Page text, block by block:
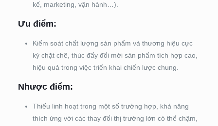
kế, marketing, vận hành…).
Ưu điểm:
Kiểm soát chất lượng sản phẩm và thương hiệu cực
kỳ chặt chẽ, thúc đẩy đổi mới sản phẩm tích hợp cao,
hiệu quả trong việc triển khai chiến lược chung.
Nhược điểm:
Thiếu linh hoạt trong một số trường hợp, khả năng
thích ứng với các thay đổi thị trường lớn có thể chậm,